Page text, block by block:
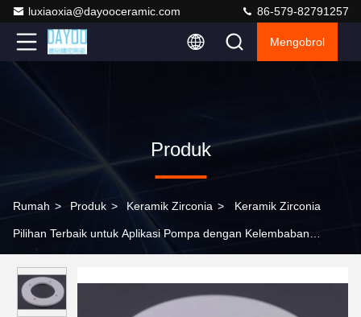
luxiaoxia@dayooceramic.com 86-579-82791257
Mengobrol
Produk
Rumah > Produk > Keramik Zirconia > Keramik Zirconia
Pilihan Terbaik untuk Aplikasi Pompa dengan Kelembaban